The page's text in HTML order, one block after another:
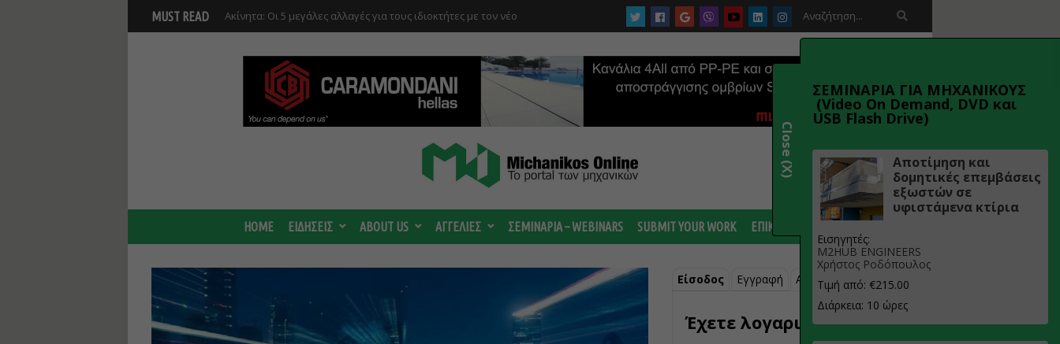
MUST READ Νέο masterplan για 5.000 στρέμματα στον Ελαιώνα “στα σκαριά” – Τι
αναπτύξεις

HOME ΕΙΔΗΣΕΙΣ ABOUT US ΑΓΓΕΛΙΕΣ ΣΕΜΙΝΑΡΙΑ – WEBINARS SUBMIT YOUR WORK ΕΠΙΚΟΙΝΩΝΙΑ
Είσοδος Εγγραφή Ανάκτηση κωδικού
Έχετε λογαριασμό;
ΣΕΜΙΝΑΡΙΑ ΓΙΑ ΜΗΧΑΝΙΚΟΥΣ
(Video On Demand, DVD και
USB Flash Drive)
Αποτίμηση και
δομητικές επεμβάσεις
εξωστών σε
υφιστάμενα κτίρια
Εισηγητές:
M2HUB ENGINEERS
Χρήστος Ροδόπουλος
Τιμή από: €215.00
Διάρκεια: 10 ώρες
Close (X)